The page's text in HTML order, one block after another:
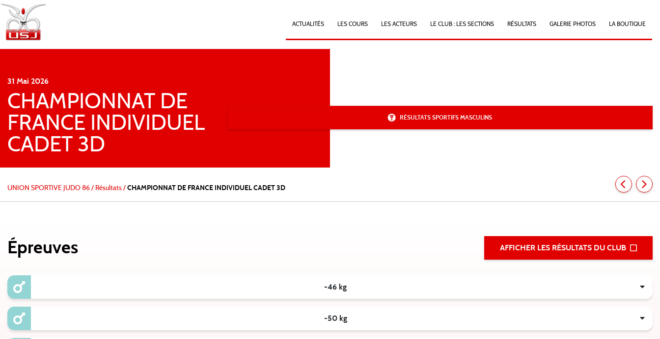
ACTUALITÉS LES COURS LES ACTEURS LE CLUB : LES SECTIONS RÉSULTATS GALERIE PHOTOS LA BOUTIQUE
31 Mai 2026
CHAMPIONNAT DE
FRANCE INDIVIDUEL
CADET 3D
RÉSULTATS SPORTIFS MASCULINS
UNION SPORTIVE JUDO 86 / Résultats / CHAMPIONNAT DE FRANCE INDIVIDUEL CADET 3D
Épreuves AFFICHER LES RÉSULTATS DU CLUB
-46 kg
-50 kg